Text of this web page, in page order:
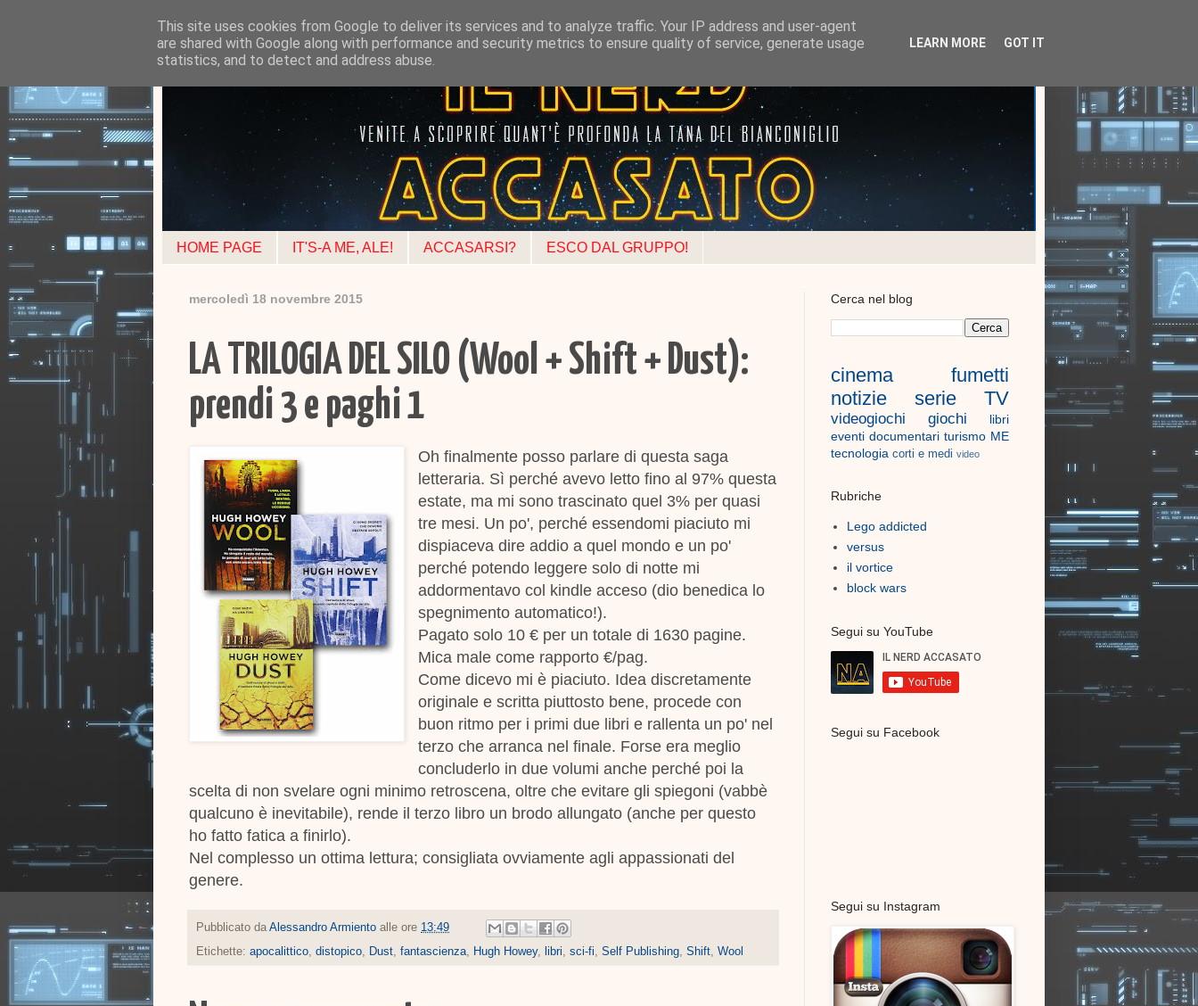
HOME PAGE IT'S-A ME, ALE! ACCASARSI? ESCO DAL GRUPPO!
mercoledì 18 novembre 2015
LA TRILOGIA DEL SILO (Wool + Shift + Dust):
prendi 3 e paghi 1
Oh finalmente posso parlare di questa saga
letteraria. Sì perché avevo letto fino al 97% questa
estate, ma mi sono trascinato quel 3% per quasi
tre mesi. Un po', perché essendomi piaciuto mi
dispiaceva dire addio a quel mondo e un po'
perché potendo leggere solo di notte mi
addormentavo col kindle acceso (dio benedica lo
spegnimento automatico!).
Pagato solo 10 € per un totale di 1630 pagine.
Mica male come rapporto €/pag.
Come dicevo mi è piaciuto. Idea discretamente
originale e scritta piuttosto bene, procede con
buon ritmo per i primi due libri e rallenta un po' nel
terzo che arranca nel finale. Forse era meglio
concluderlo in due volumi anche perché poi la
scelta di non svelare ogni minimo retroscena, oltre che evitare gli spiegoni (vabbè
qualcuno è inevitabile), rende il terzo libro un brodo allungato (anche per questo
ho fatto fatica a finirlo).
Nel complesso un ottima lettura; consigliata ovviamente agli appassionati del
genere.
Pubblicato da Alessandro Armiento alle ore 13:49
Etichette: apocalittico, distopico, Dust, fantascienza, Hugh Howey, libri, sci-fi, Self Publishing, Shift, Wool
Cerca nel blog
cinema
fumetti
notizie
serie TV
videogiochi giochi
libri
eventi documentari turismo ME
tecnologia corti e medi video
Rubriche
Lego addicted
versus
il vortice
block wars
Segui su YouTube
Segui su Facebook
Segui su Instagram
This site uses cookies from Google to deliver its services and to analyze traffic. Your IP address and user-agent
are shared with Google along with performance and security metrics to ensure quality of service, generate usage
statistics, and to detect and address abuse.
LEARN MORE GOT IT